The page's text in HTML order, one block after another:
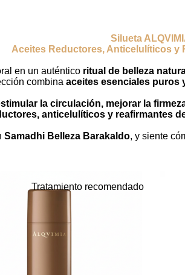
Silueta
Aceites Reductores, Anticelulíticos y
en un auténtico ritual de belleza
combina aceites esenciales puros
la circulación, mejorar la
anticelulíticos y reafirmantes
Samadhi Belleza Barakaldo, y siente
Tratamiento recomendado